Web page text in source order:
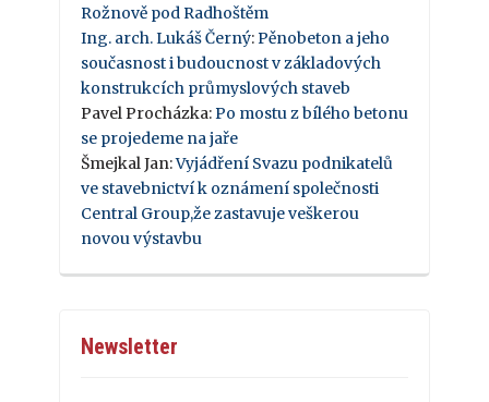
Rožnově pod Radhoštěm
Ing. arch. Lukáš Černý: Pěnobeton a jeho
současnost i budoucnost v základových
konstrukcích průmyslových staveb
Pavel Procházka: Po mostu z bílého betonu
se projedeme na jaře
Šmejkal Jan:Vyjádření Svazu podnikatelů
ve stavebnictví k oznámení společnosti
Central Group,že zastavuje veškerou
novou výstavbu
Newsletter